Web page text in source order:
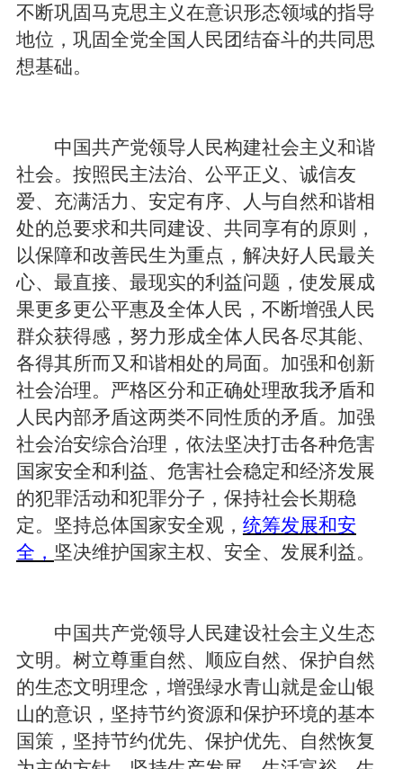
不断巩固马克思主义在意识形态领域的指导
地位，巩固全党全国人民团结奋斗的共同思
想基础。
中国共产党领导人民构建社会主义和谐
社会。按照民主法治、公平正义、诚信友
爱、充满活力、安定有序、人与自然和谐相
处的总要求和共同建设、共同享有的原则，
以保障和改善民生为重点，解决好人民最关
心、最直接、最现实的利益问题，使发展成
果更多更公平惠及全体人民，不断增强人民
群众获得感，努力形成全体人民各尽其能、
各得其所而又和谐相处的局面。加强和创新
社会治理。严格区分和正确处理敌我矛盾和
人民内部矛盾这两类不同性质的矛盾。加强
社会治安综合治理，依法坚决打击各种危害
国家安全和利益、危害社会稳定和经济发展
的犯罪活动和犯罪分子，保持社会长期稳
定。坚持总体国家安全观， 统筹发展和安
全， 坚决维护国家主权、安全、发展利益。
中国共产党领导人民建设社会主义生态
文明。树立尊重自然、顺应自然、保护自然
的生态文明理念，增强绿水青山就是金山银
山的意识，坚持节约资源和保护环境的基本
国策，坚持节约优先、保护优先、自然恢复